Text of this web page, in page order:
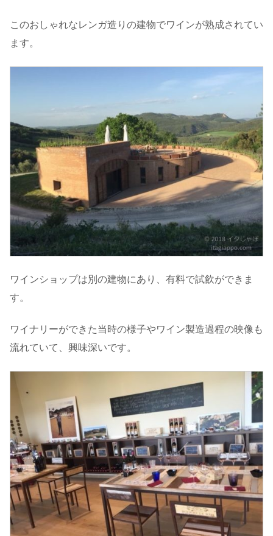
このおしゃれなレンガ造りの建物でワインが熟成されてい
ます。
ワインショップは別の建物にあり、有料で試飲ができま
す。
ワイナリーができた当時の様子やワイン製造過程の映像も
流れていて、興味深いです。